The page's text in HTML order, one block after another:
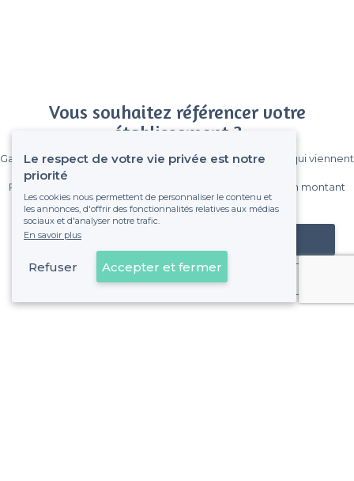
Vous souhaitez référencer votre
établissement ?
Gagnez de nombreux clients parmi le million de visiteurs qui viennent
Pas de commissions et sans engagement, vous payez un montant
fixe sans risque de voir déraper la facture.
Référencer mon établissement
Déjà client
Le respect de votre vie privée est notre
priorité
Les cookies nous permettent de personnaliser le contenu et
les annonces, d'offrir des fonctionnalités relatives aux médias
sociaux et d'analyser notre trafic.
En savoir plus
Refuser Accepter et fermer